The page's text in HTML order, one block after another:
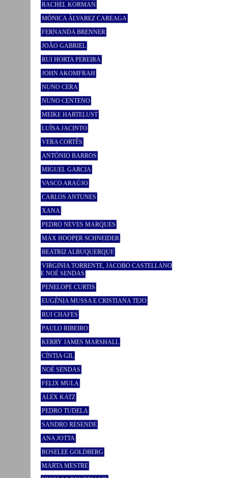
RACHEL KORMAN
MÓNICA ÁLVAREZ CAREAGA
FERNANDA BRENNER
JOÃO GABRIEL
RUI HORTA PEREIRA
JOHN AKOMFRAH
NUNO CERA
NUNO CENTENO
MEIKE HARTELUST
LUÍSA JACINTO
VERA CORTÊS
ANTÓNIO BARROS
MIGUEL GARCIA
VASCO ARAÚJO
CARLOS ANTUNES
XANA
PEDRO NEVES MARQUES
MAX HOOPER SCHNEIDER
BEATRIZ ALBUQUERQUE
VIRGINIA TORRENTE, JACOBO CASTELLANO
E NOÉ SENDAS
PENELOPE CURTIS
EUGÉNIA MUSSA E CRISTIANA TEJO
RUI CHAFES
PAULO RIBEIRO
KERRY JAMES MARSHALL
CÍNTIA GIL
NOÉ SENDAS
FELIX MULA
ALEX KATZ
PEDRO TUDELA
SANDRO RESENDE
ANA JOTTA
ROSELEE GOLDBERG
MARTA MESTRE